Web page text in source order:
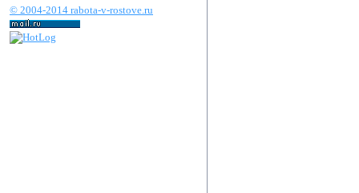
© 2004-2014 rabota-v-rostove.ru